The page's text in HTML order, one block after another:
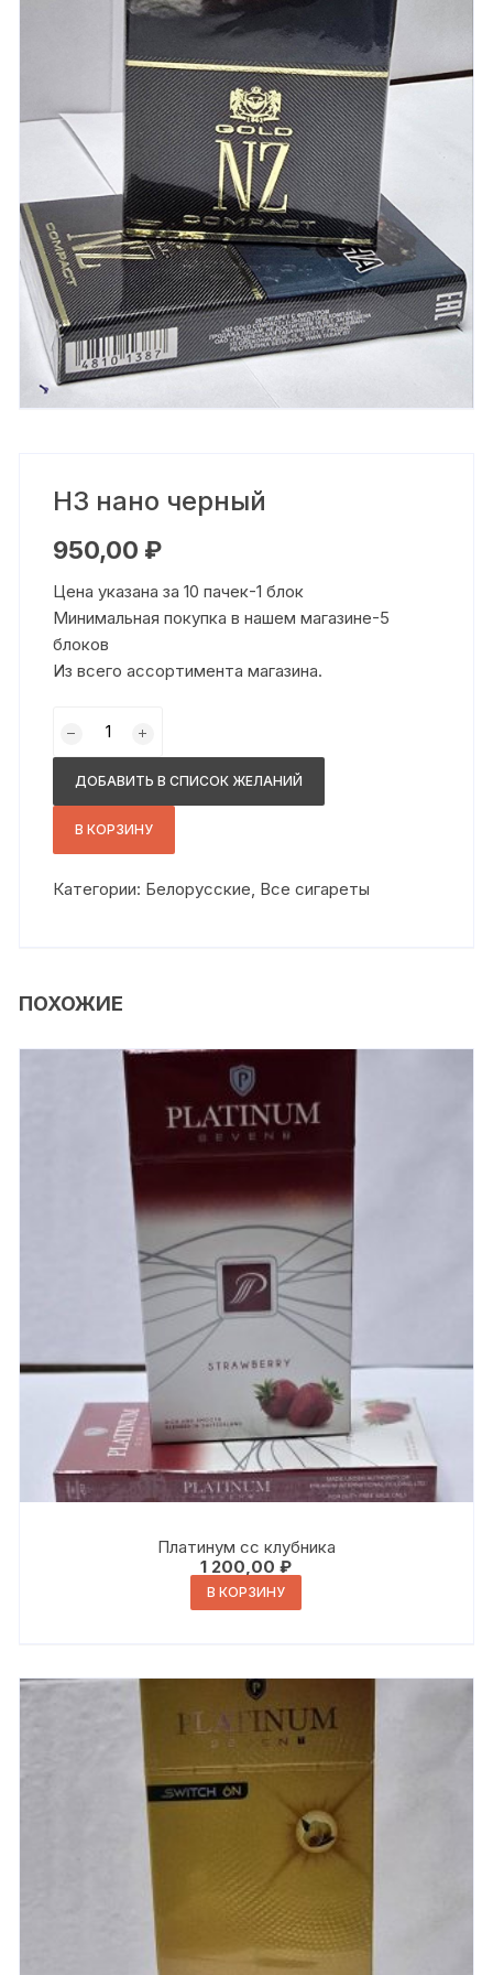
НЗ нано черный
950,00 ₽
Цена указана за 10 пачек-1 блок
Минимальная покупка в нашем магазине-5
блоков
Из всего ассортимента магазина.
товара
черный
ДОБАВИТЬ В СПИСОК ЖЕЛАНИЙ
В КОРЗИНУ
Категории: Белорусские, Все сигареты
ПОХОЖИЕ
Платинум сс клубника
1 200,00₽
В КОРЗИНУ